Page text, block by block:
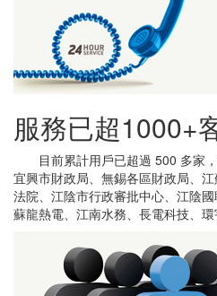
服務已超1000+
目前累計用戶已超過 500 多家，
宜興市財政局、無錫各區財政局、
法院、江陰市行政審批中心、江陰國
蘇龍熱電、江南水務、長電科技、環